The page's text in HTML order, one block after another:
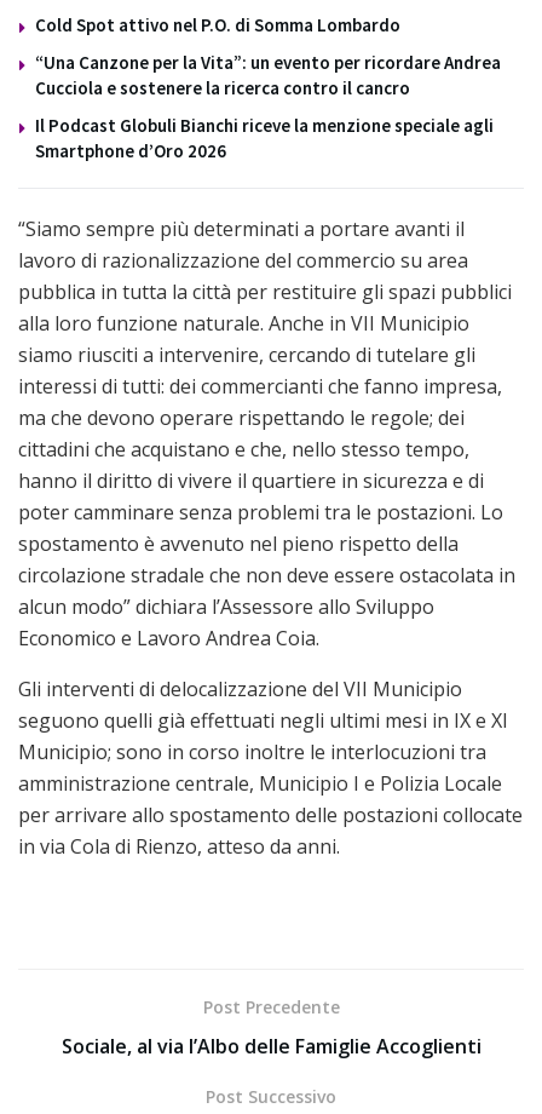
Cold Spot attivo nel P.O. di Somma Lombardo
“Una Canzone per la Vita”: un evento per ricordare Andrea
Cucciola e sostenere la ricerca contro il cancro
Il Podcast Globuli Bianchi riceve la menzione speciale agli
Smartphone d’Oro 2026
“Siamo sempre più determinati a portare avanti il
lavoro di razionalizzazione del commercio su area
pubblica in tutta la città per restituire gli spazi pubblici
alla loro funzione naturale. Anche in VII Municipio
siamo riusciti a intervenire, cercando di tutelare gli
interessi di tutti: dei commercianti che fanno impresa,
ma che devono operare rispettando le regole; dei
cittadini che acquistano e che, nello stesso tempo,
hanno il diritto di vivere il quartiere in sicurezza e di
poter camminare senza problemi tra le postazioni. Lo
spostamento è avvenuto nel pieno rispetto della
circolazione stradale che non deve essere ostacolata in
alcun modo” dichiara l’Assessore allo Sviluppo
Economico e Lavoro Andrea Coia.
Gli interventi di delocalizzazione del VII Municipio
seguono quelli già effettuati negli ultimi mesi in IX e XI
Municipio; sono in corso inoltre le interlocuzioni tra
amministrazione centrale, Municipio I e Polizia Locale
per arrivare allo spostamento delle postazioni collocate
in via Cola di Rienzo, atteso da anni.
Post Precedente
Sociale, al via l’Albo delle Famiglie Accoglienti
Post Successivo